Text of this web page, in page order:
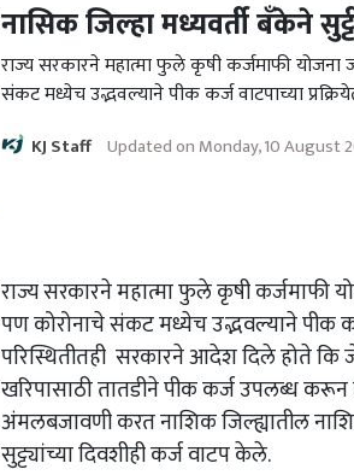
नासिक जिल्हा मध्यवर्ती बँकेने
राज्य सरकारने महात्मा फुले कृषी कर्जमाफी योजना
संकट मध्येच उद्भवल्याने पीक कर्ज वाटपाच्या
KJ Staff Updated on Monday, 10 August
राज्य सरकारने महात्मा फुले कृषी कर्जमाफी
पण कोरोनाचे संकट मध्येच उद्भवल्याने पीक
परिस्थितीतही सरकारने आदेश दिले होते कि
खरिपासाठी तातडीने पीक कर्ज उपलब्ध करून
अंमलबजावणी करत नाशिक जिल्ह्यातील
सुट्ट्यांच्या दिवशीही कर्ज वाटप केले.